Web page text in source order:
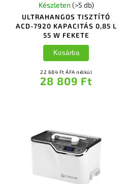
ULTRAHANGOS TISZTÍTÓ
ACD-7920 KAPACITÁS 0,85 L
55 W FEKETE
Készleten (>5 db)
22 684 Ft ÁFA nélkül
28 809 Ft
Kosárba